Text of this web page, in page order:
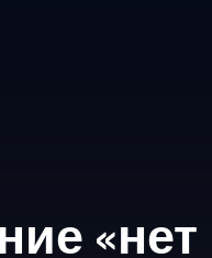
«нет